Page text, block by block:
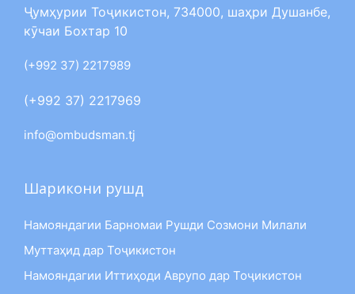
Ҷумҳурии Тоҷикистон, 734000, шаҳри Душанбе,
кӯчаи Бохтар 10
(+992 37) 2217989
(+992 37) 2217969
info@ombudsman.tj
Шарикони рушд
Намояндагии Барномаи Рушди Созмони Милали
Муттаҳид дар Тоҷикистон
Намояндагии Иттиҳоди Аврупо дар Тоҷикистон